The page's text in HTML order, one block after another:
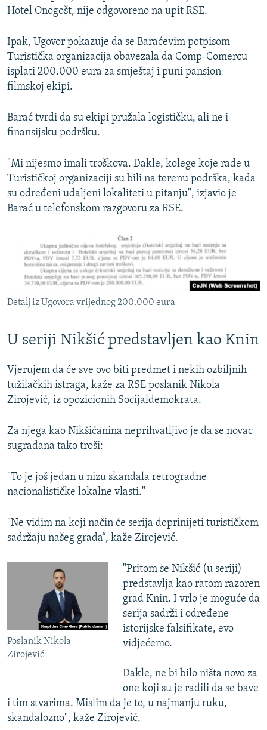
Hotel Onogošt, nije odgovoreno na upit RSE.
Ipak, Ugovor pokazuje da se Baraćevim potpisom
Turistička organizacija obavezala da Comp-Comercu
isplati 200.000 eura za smještaj i puni pansion
filmskoj ekipi.
Barać tvrdi da su ekipi pružala logističku, ali ne i
finansijsku podršku.
"Mi nijesmo imali troškova. Dakle, kolege koje rade u
Turističkoj organizaciji su bili na terenu podrška, kada
su određeni udaljeni lokaliteti u pitanju", izjavio je
Barać u telefonskom razgovoru za RSE.
Detalj iz Ugovora vrijednog 200.000 eura
U seriji Nikšić predstavljen kao Knin
Vjerujem da će sve ovo biti predmet i nekih ozbiljnih
tužilačkih istraga, kaže za RSE poslanik Nikola
Zirojević, iz opozicionih Socijaldemokrata.
Za njega kao Nikšićanina neprihvatljivo je da se novac
sugrađana tako troši:
"To je još jedan u nizu skandala retrogradne
nacionalističke lokalne vlasti."
"Ne vidim na koji način će serija doprinijeti turističkom
sadržaju našeg grada“, kaže Zirojević.
Poslanik Nikola
Zirojević
"Pritom se Nikšić (u seriji)
predstavlja kao ratom razoren
grad Knin. I vrlo je moguće da
serija sadrži i određene
istorijske falsifikate, evo
vidjećemo.
Dakle, ne bi bilo ništa novo za
one koji su je radili da se bave
i tim stvarima. Mislim da je to, u najmanju ruku,
skandalozno", kaže Zirojević.